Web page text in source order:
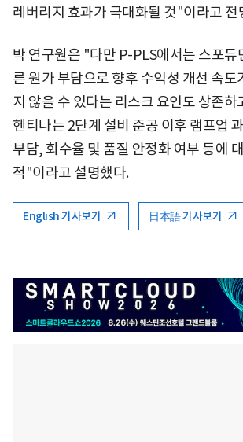
레버리지 효과가 극대화될 것"이라고 전
박 연구원은 "다만 P-PLS에서는 스포듀
른 원가 부담으로 향후 수익성 개선 속도
지 않을 수 있다는 리스크 요인도 상존
헨티나는 2단계 설비 준공 이후 램프업
부담, 회수율 및 품질 안정화 여부 등에
적"이라고 설명했다.
English 기사보기 日本語 기사보기